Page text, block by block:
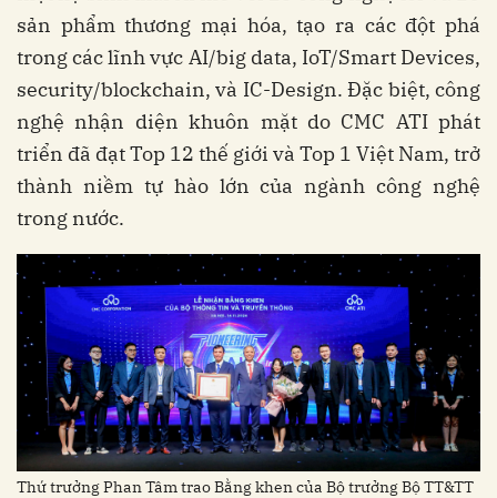
sản phẩm thương mại hóa, tạo ra các đột phá
trong các lĩnh vực AI/big data, IoT/Smart Devices,
security/blockchain, và IC-Design. Đặc biệt, công
nghệ nhận diện khuôn mặt do CMC ATI phát
triển đã đạt Top 12 thế giới và Top 1 Việt Nam, trở
thành niềm tự hào lớn của ngành công nghệ
trong nước.
Thứ trưởng Phan Tâm trao Bằng khen của Bộ trưởng Bộ TT&TT